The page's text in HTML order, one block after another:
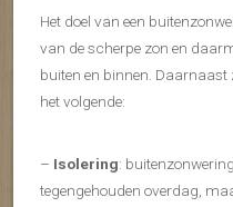
Het doel van een
van de scherpe zon en
buiten en binnen.
het volgende:
– Isolering:
tegengehouden overdag,